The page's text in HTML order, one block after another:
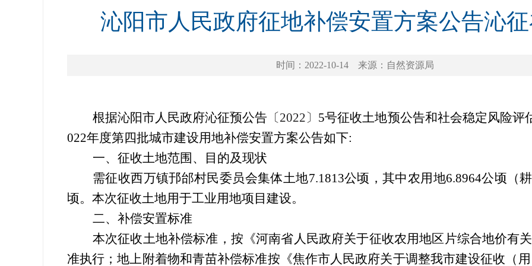
沁阳市人民政府征地补偿安置方案公告沁
时间：2022-10-14 来源：自然资源局
根据沁阳市人民政府沁征预公告 〔2022〕 5号征收土地预公告和社会稳定风险评
022年度第四批城市建设用地补偿安置方案公告如下:
一、征收土地范围、目的及现状
需征收西万镇邘邰村民委员会集体土地7.1813公顷，其中农用地6.8964公顷（
顷。本次征收土地用于工业用地项目建设。
二、补偿安置标准
本次征收土地补偿标准， 按《河南省人民政府关于征收农用地区片综合地价有
准执行；地上附着物和青苗补偿标准按 《焦作市人民政府关于调整我市建设征收（